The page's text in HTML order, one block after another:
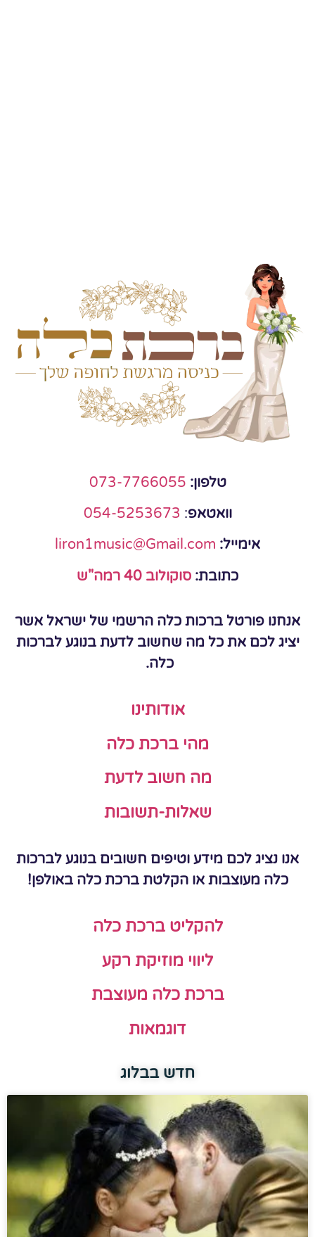
טלפון: 073-7766055
וואטאפ:
054-5253673
אימייל: liron1music@Gmail.com
כתובת: סוקולוב 40 רמה"ש
אנחנו פורטל ברכות כלה הרשמי של ישראל אשר
יציג לכם את כל מה שחשוב לדעת בנוגע לברכות
כלה.
אודותינו
מהי ברכת כלה
מה חשוב לדעת
שאלות-תשובות
אנו נציג לכם מידע וטיפים חשובים בנוגע לברכות
כלה מעוצבות או הקלטת ברכת כלה באולפן!
להקליט ברכת כלה
ליווי מוזיקת רקע
ברכת כלה מעוצבת
דוגמאות
חדש בבלוג